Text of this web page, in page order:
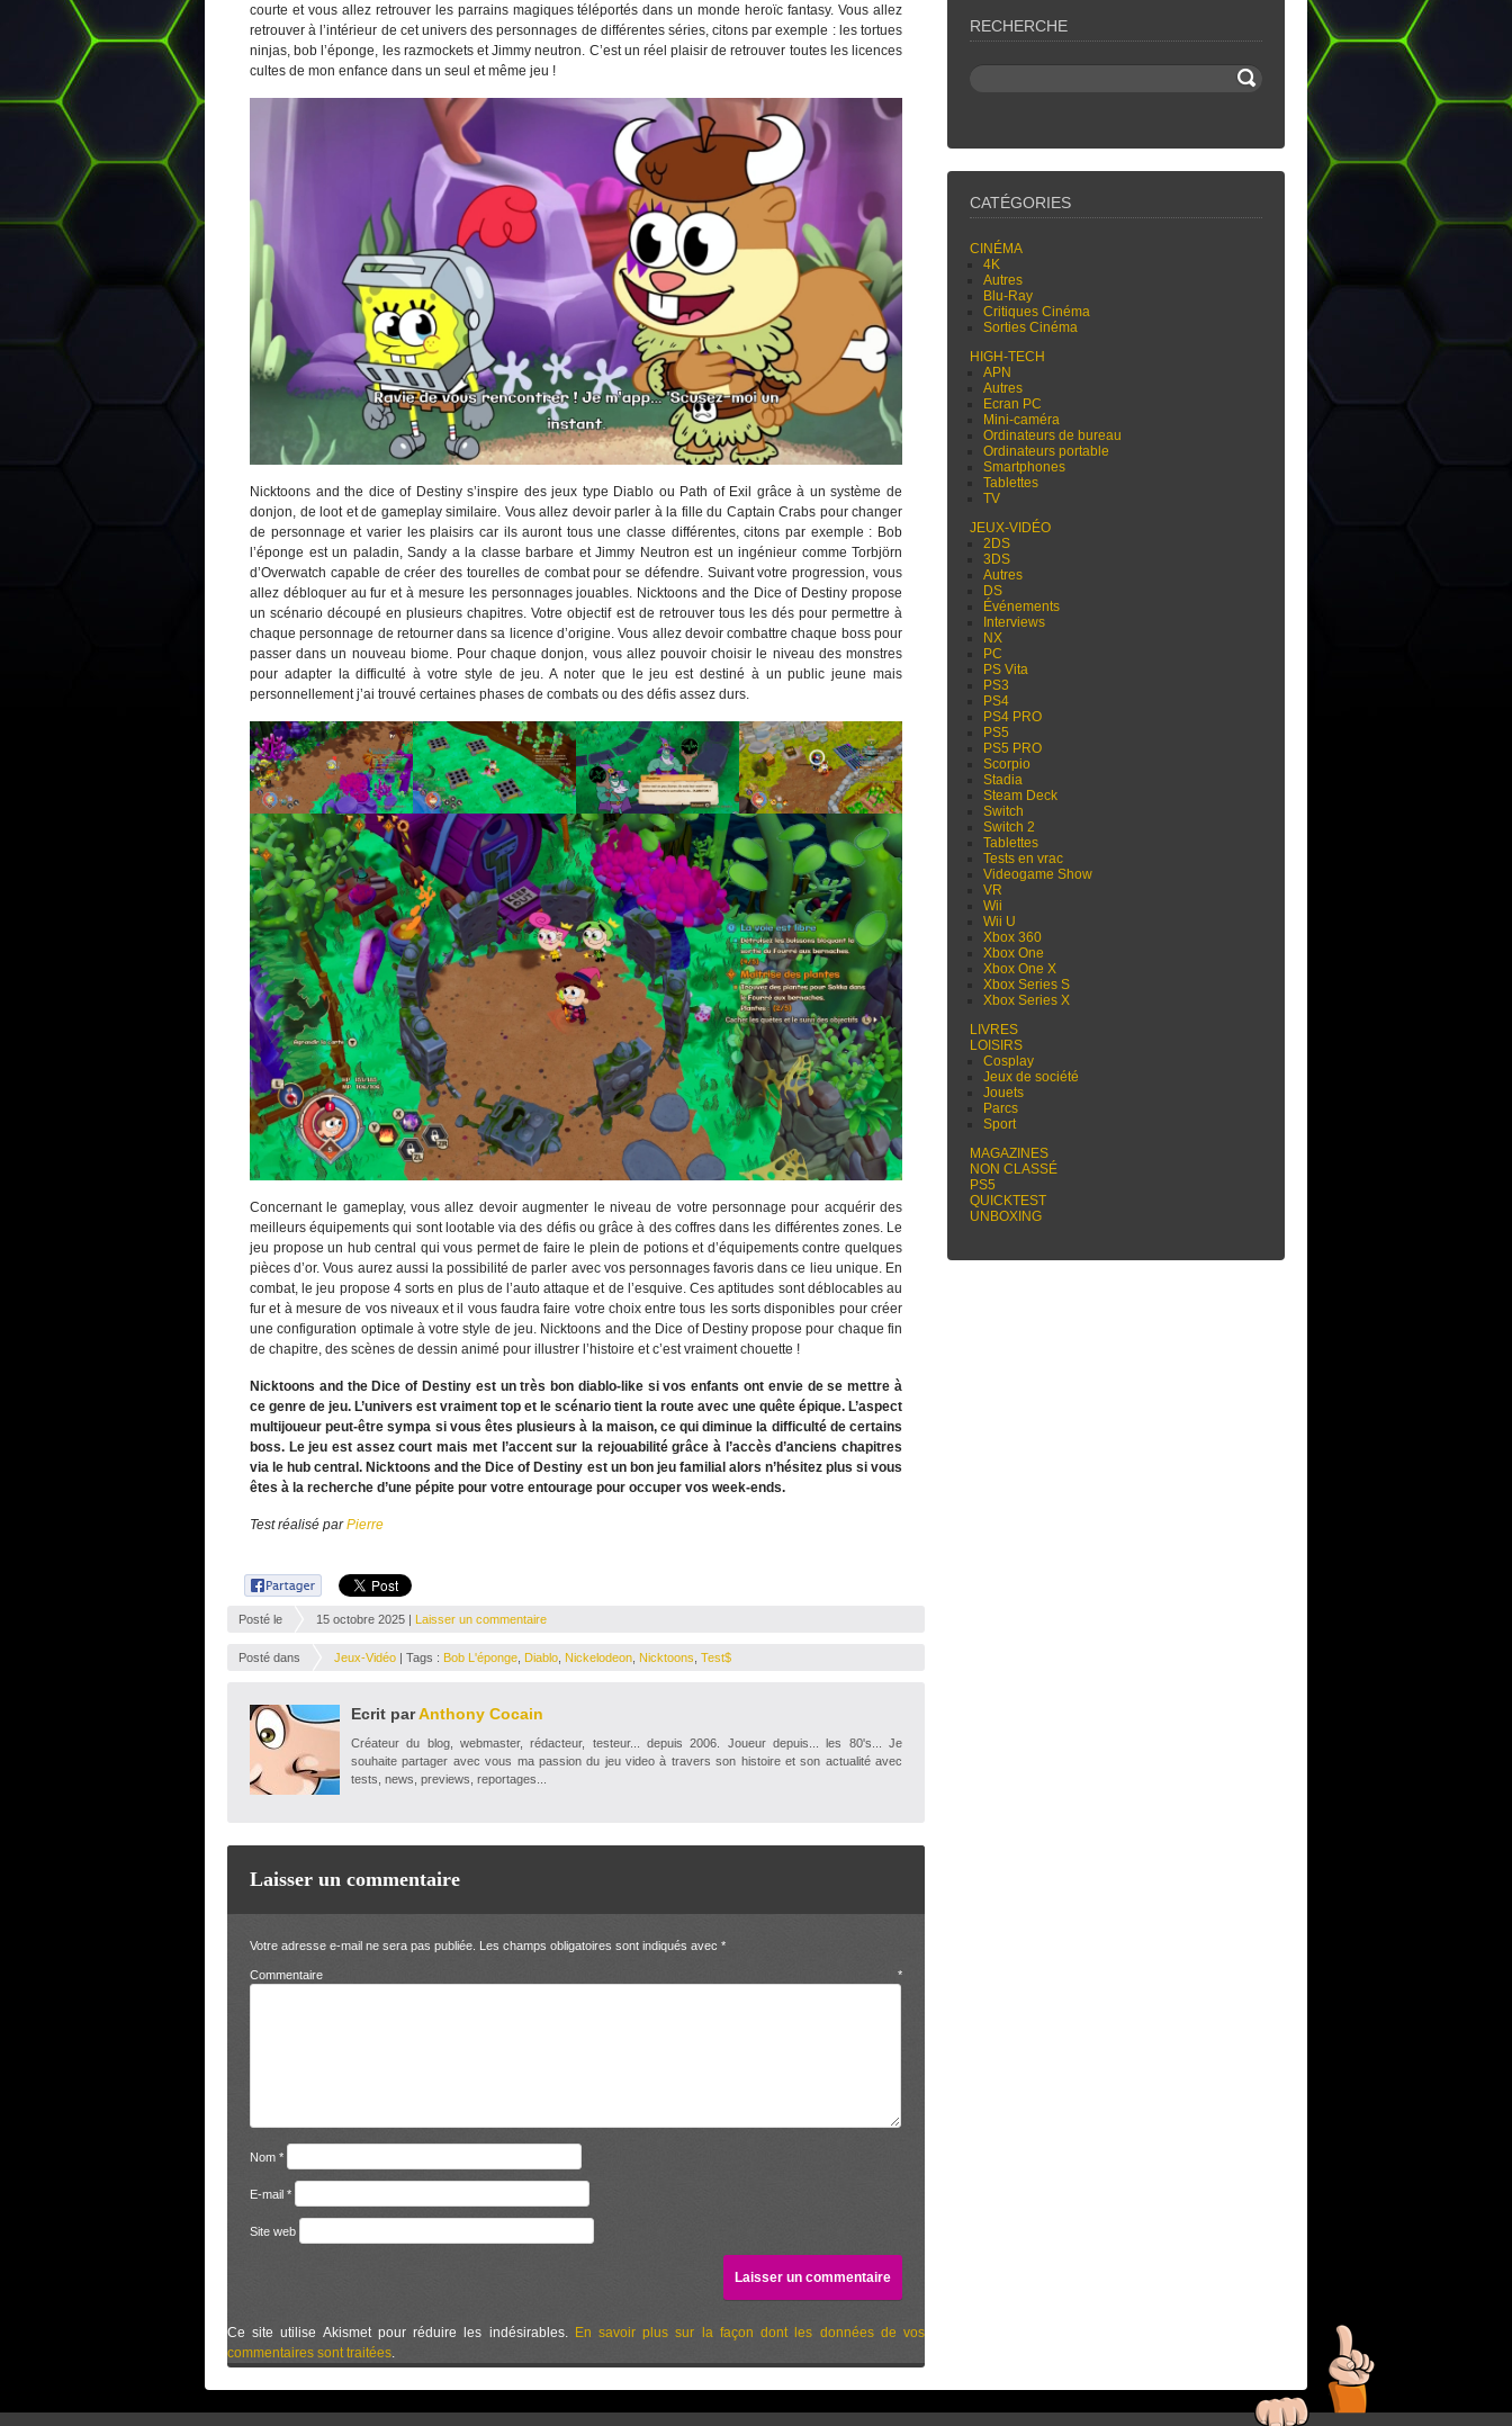
courte et vous allez retrouver les parrains magiques téléportés dans un monde heroïc fantasy. Vous allez
retrouver à l’intérieur de cet univers des personnages de différentes séries, citons par exemple : les tortues
ninjas, bob l’éponge, les razmockets et Jimmy neutron. C’est un réel plaisir de retrouver toutes les licences
cultes de mon enfance dans un seul et même jeu !
Nicktoons and the dice of Destiny s’inspire des jeux type Diablo ou Path of Exil grâce à un système de
donjon, de loot et de gameplay similaire. Vous allez devoir parler à la fille du Captain Crabs pour changer
de personnage et varier les plaisirs car ils auront tous une classe différentes, citons par exemple : Bob
l’éponge est un paladin, Sandy a la classe barbare et Jimmy Neutron est un ingénieur comme Torbjörn
d’Overwatch capable de créer des tourelles de combat pour se défendre. Suivant votre progression, vous
allez débloquer au fur et à mesure les personnages jouables. Nicktoons and the Dice of Destiny propose
un scénario découpé en plusieurs chapitres. Votre objectif est de retrouver tous les dés pour permettre à
chaque personnage de retourner dans sa licence d’origine. Vous allez devoir combattre chaque boss pour
passer dans un nouveau biome. Pour chaque donjon, vous allez pouvoir choisir le niveau des monstres
pour adapter la difficulté à votre style de jeu. A noter que le jeu est destiné à un public jeune mais
personnellement j’ai trouvé certaines phases de combats ou des défis assez durs.
Concernant le gameplay, vous allez devoir augmenter le niveau de votre personnage pour acquérir des
meilleurs équipements qui sont lootable via des défis ou grâce à des coffres dans les différentes zones. Le
jeu propose un hub central qui vous permet de faire le plein de potions et d’équipements contre quelques
pièces d’or. Vous aurez aussi la possibilité de parler avec vos personnages favoris dans ce lieu unique. En
combat, le jeu propose 4 sorts en plus de l’auto attaque et de l’esquive. Ces aptitudes sont déblocables au
fur et à mesure de vos niveaux et il vous faudra faire votre choix entre tous les sorts disponibles pour créer
une configuration optimale à votre style de jeu. Nicktoons and the Dice of Destiny propose pour chaque fin
de chapitre, des scènes de dessin animé pour illustrer l’histoire et c’est vraiment chouette !
Nicktoons and the Dice of Destiny est un très bon diablo-like si vos enfants ont envie de se mettre à
ce genre de jeu. L’univers est vraiment top et le scénario tient la route avec une quête épique. L’aspect
multijoueur peut-être sympa si vous êtes plusieurs à la maison, ce qui diminue la difficulté de certains
boss. Le jeu est assez court mais met l’accent sur la rejouabilité grâce à l’accès d’anciens chapitres
via le hub central. Nicktoons and the Dice of Destiny est un bon jeu familial alors n’hésitez plus si vous
êtes à la recherche d’une pépite pour votre entourage pour occuper vos week-ends.
Test réalisé parPierre
Posté le 15 octobre 2025 | Laisser un commentaire
Posté dans Jeux-Vidéo | Tags : Bob L'éponge Diablo Nickelodeon Nicktoons Test$
Ecrit parAnthony Cocain
Créateur du blog, webmaster, rédacteur, testeur... depuis 2006. Joueur depuis... les 80's... Je
souhaite partager avec vous ma passion du jeu video à travers son histoire et son actualité avec
tests, news, previews, reportages...
Laisser un commentaire
Votre adresse e-mail ne sera pas publiée. Les champs obligatoires sont indiqués avec *
Commentaire *
Nom *
E-mail *
Site web
Ce site utilise Akismet pour réduire les indésirables. En savoir plus sur la façon dont les données de vos
commentaires sont traitées.
RECHERCHE
CATÉGORIES
CINÉMA
4K
Autres
Blu-Ray
Critiques Cinéma
Sorties Cinéma
HIGH-TECH
APN
Autres
Ecran PC
Mini-caméra
Ordinateurs de bureau
Ordinateurs portable
Smartphones
Tablettes
TV
JEUX-VIDÉO
2DS
3DS
Autres
DS
Événements
Interviews
NX
PC
PS Vita
PS3
PS4
PS4 PRO
PS5
PS5 PRO
Scorpio
Stadia
Steam Deck
Switch
Switch 2
Tablettes
Tests en vrac
Videogame Show
VR
Wii
Wii U
Xbox 360
Xbox One
Xbox One X
Xbox Series S
Xbox Series X
LIVRES
LOISIRS
Cosplay
Jeux de société
Jouets
Parcs
Sport
MAGAZINES
NON CLASSÉ
PS5
QUICKTEST
UNBOXING